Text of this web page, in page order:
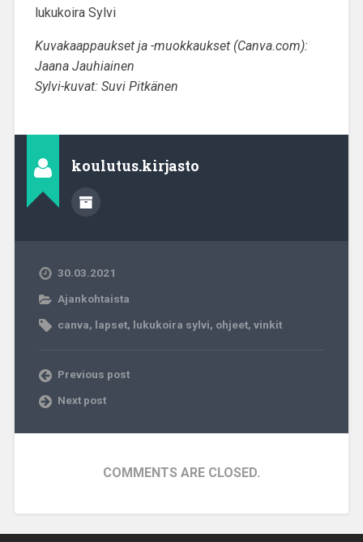
lukukoira Sylvi
Kuvakaappaukset ja -muokkaukset (Canva.com):
Jaana Jauhiainen
Sylvi-kuvat: Suvi Pitkänen
koulutus.kirjasto
30.03.2021
Ajankohtaista
canva, lapset, lukukoira sylvi, ohjeet, vinkit
Previous post
Next post
COMMENTS ARE CLOSED.